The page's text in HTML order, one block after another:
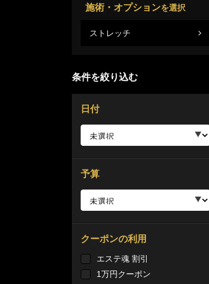
施術・オプションを選択
ストレッチ
条件を絞り込む
日付
予算
クーポンの利用
エステ魂 割引
1万円クーポン